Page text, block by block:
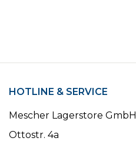
HOTLINE & SERVICE
Mescher Lagerstore GmbH
Ottostr. 4a